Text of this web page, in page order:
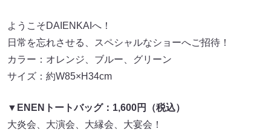
ようこそDAIENKAIへ！
日常を忘れさせる、スペシャルなショーへご招待！
カラー：オレンジ、ブルー、グリーン
サイズ：約W85×H34cm
▼ENENトートバッグ：1,600円（税込）
大炎会、大演会、大縁会、大宴会！